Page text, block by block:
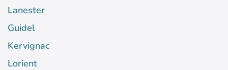
Lanester
Guidel
Kervignac
Lorient